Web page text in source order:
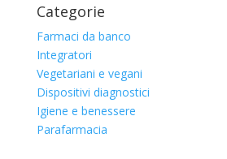
Categorie
Farmaci da banco
Integratori
Vegetariani e vegani
Dispositivi diagnostici
Igiene e benessere
Parafarmacia